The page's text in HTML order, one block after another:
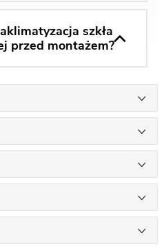
szkła
przed montażem?